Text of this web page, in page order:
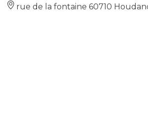
rue de la fontaine 60710